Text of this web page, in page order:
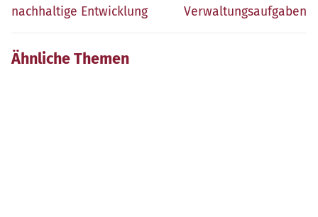
nachhaltige Entwicklung
Verwaltungsaufgaben
Ähnliche Themen